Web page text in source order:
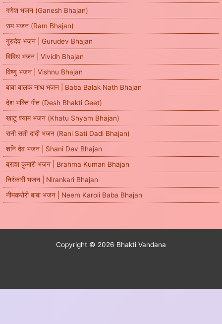
गणेश भजन (Ganesh Bhajan)
राम भजन (Ram Bhajan)
गुरुदेव भजन | Gurudev Bhajan
विविध भजन | Vividh Bhajan
विष्णु भजन | Vishnu Bhajan
बाबा बालक नाथ भजन | Baba Balak Nath Bhajan
देश भक्ति गीत (Desh Bhakti Geet)
खाटू श्याम भजन (Khatu Shyam Bhajan)
रानी सती दादी भजन (Rani Sati Dadi Bhajan)
शनि देव भजन | Shani Dev Bhajan
ब्रह्मा कुमारी भजन | Brahma Kumari Bhajan
निरंकारी भजन | Nirankari Bhajan
नीमकरोरी बाबा भजन | Neem Karoli Baba Bhajan
Copyright © 2026 Bhakti Vandana